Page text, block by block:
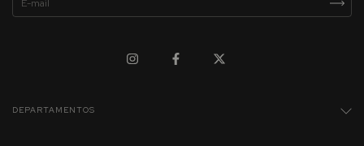
DEPARTAMENTOS